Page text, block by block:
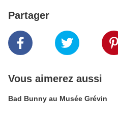
Partager
Vous aimerez aussi
Bad Bunny au Musée Grévin